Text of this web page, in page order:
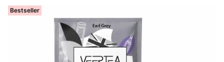
Bestseller